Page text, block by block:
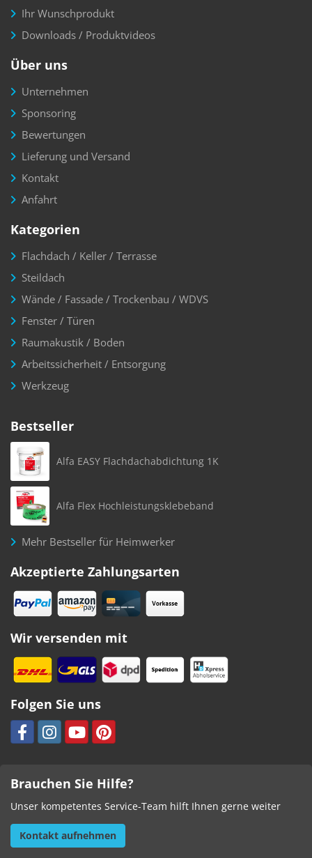
Ihr Wunschprodukt
Downloads / Produktvideos
Über uns
Unternehmen
Sponsoring
Bewertungen
Lieferung und Versand
Kontakt
Anfahrt
Kategorien
Flachdach / Keller / Terrasse
Steildach
Wände / Fassade / Trockenbau / WDVS
Fenster / Türen
Raumakustik / Boden
Arbeitssicherheit / Entsorgung
Werkzeug
Bestseller
Alfa EASY Flachdachabdichtung 1K
Alfa Flex Hochleistungsklebeband
Mehr Bestseller für Heimwerker
Akzeptierte Zahlungsarten
Wir versenden mit
Folgen Sie uns
Brauchen Sie Hilfe?
Unser kompetentes Service-Team hilft Ihnen gerne weiter
Kontakt aufnehmen